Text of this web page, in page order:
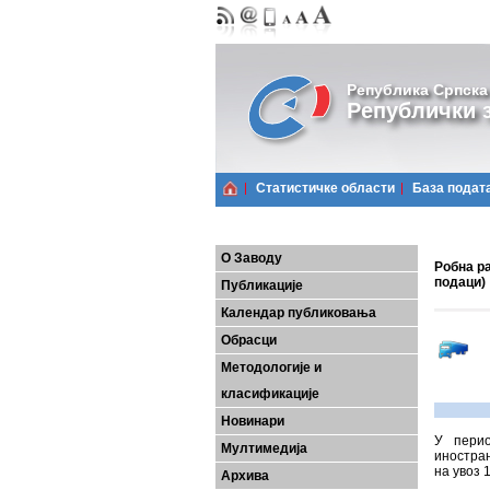
Република Српска
Републички
Статистичке области Базa
О Заводу
Публикације
Календар публиковања
Обрасци
Методологије и
класификације
Новинари
Мултимедија
Архива
Робна
подаци)
У
на увоз